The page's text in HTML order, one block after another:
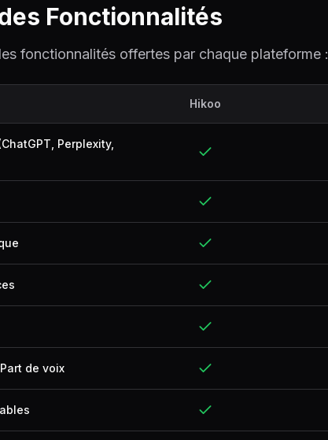
Fonctionnalités
fonctionnalités offertes par chaque plateforme :
Hikoo
Perplexity,
de voix